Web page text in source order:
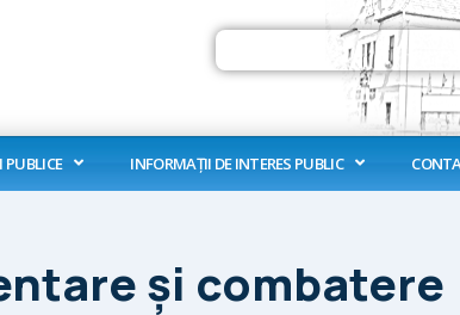
Search
PUBLICE INFORMAȚII DE INTERES PUBLIC
și combatere